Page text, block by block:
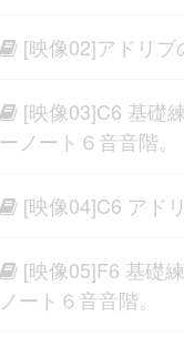
[映像02]アドリブ
[映像03]C6 基礎
ーノート６音音階。
[映像04]C6 アドリ
[映像05]F6 基礎
ノート６音音階。